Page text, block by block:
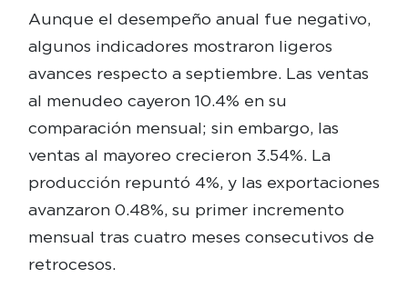
Aunque el desempeño anual fue negativo,
algunos indicadores mostraron ligeros
avances respecto a septiembre. Las ventas
al menudeo cayeron 10.4% en su
comparación mensual; sin embargo, las
ventas al mayoreo crecieron 3.54%. La
producción repuntó 4%, y las exportaciones
avanzaron 0.48%, su primer incremento
mensual tras cuatro meses consecutivos de
retrocesos.